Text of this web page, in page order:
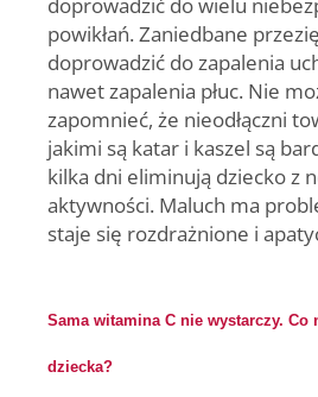
powikłań. Zaniedbane
doprowadzić do zapalenia
nawet zapalenia płuc. Nie
zapomnieć, że nieodłączni
jakimi są katar i kaszel są
kilka dni eliminują dziecko z
aktywności. Maluch ma
staje się rozdrażnione i
Sama witamina C nie wystarczy. Co
dziecka?